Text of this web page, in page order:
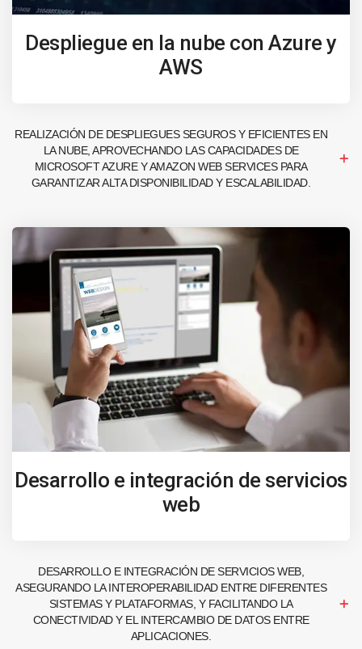
Despliegue en la nube con Azure y
AWS
REALIZACIÓN DE DESPLIEGUES SEGUROS Y EFICIENTES EN
LA NUBE, APROVECHANDO LAS CAPACIDADES DE
MICROSOFT AZURE Y AMAZON WEB SERVICES PARA
GARANTIZAR ALTA DISPONIBILIDAD Y ESCALABILIDAD.
Desarrollo e integración de servicios
web
DESARROLLO E INTEGRACIÓN DE SERVICIOS WEB,
ASEGURANDO LA INTEROPERABILIDAD ENTRE DIFERENTES
SISTEMAS Y PLATAFORMAS, Y FACILITANDO LA
CONECTIVIDAD Y EL INTERCAMBIO DE DATOS ENTRE
APLICACIONES.